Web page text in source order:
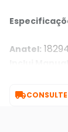
Anatel:
CONSULTE